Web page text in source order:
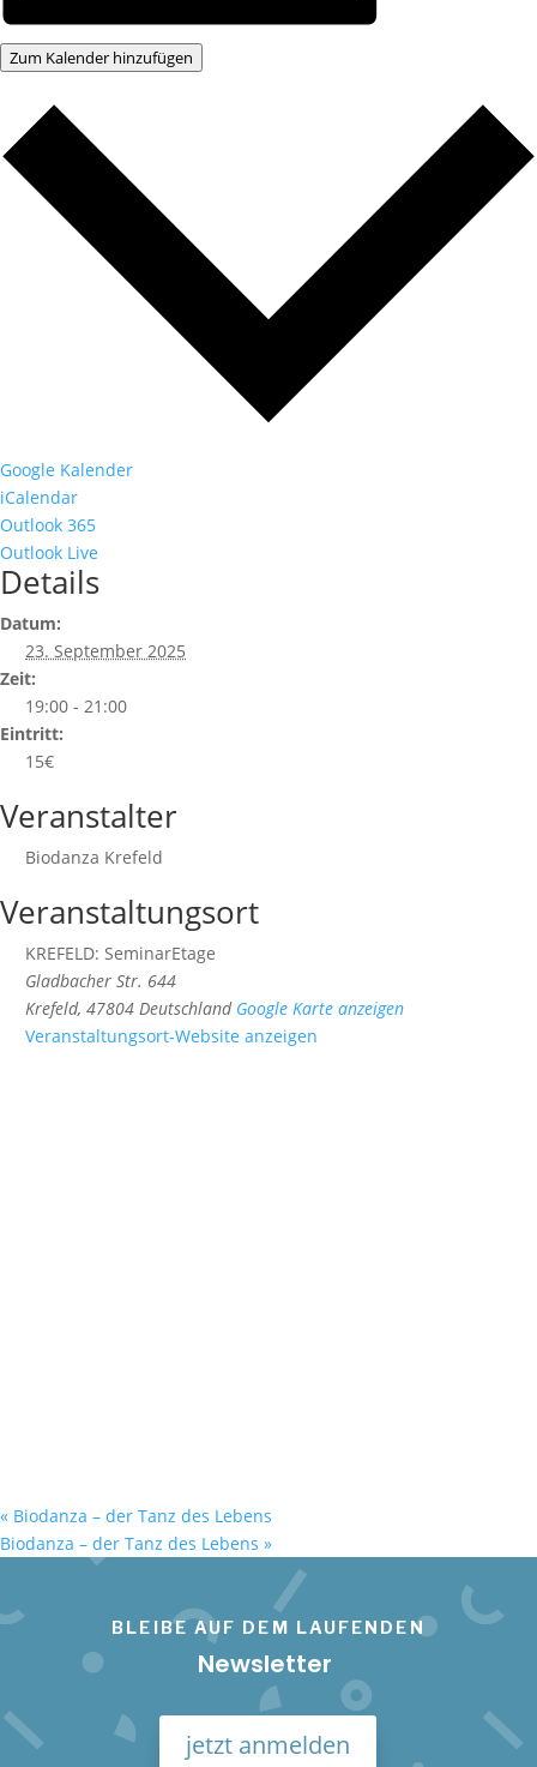
Zum Kalender hinzufügen
Google Kalender
iCalendar
Outlook 365
Outlook Live
Details
Datum:
23. September 2025
Zeit:
19:00 - 21:00
Eintritt:
15€
Veranstalter
Biodanza Krefeld
Veranstaltungsort
KREFELD: SeminarEtage
Gladbacher Str. 644
Krefeld, 47804 Deutschland Google Karte anzeigen
Veranstaltungsort-Website anzeigen
« Biodanza – der Tanz des Lebens
Biodanza – der Tanz des Lebens »
BLEIBE AUF DEM LAUFENDEN
Newsletter
jetzt anmelden